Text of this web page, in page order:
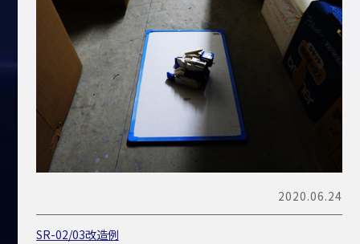
2020.06.24
SR-02/03改造例